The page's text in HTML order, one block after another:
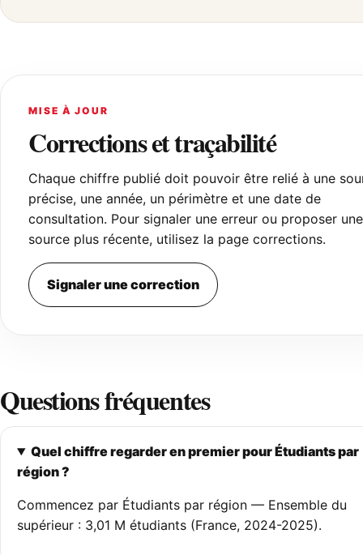
MISE À JOUR
Corrections et traçabilité
Chaque chiffre publié doit pouvoir être relié à une
précise, une année, un périmètre et une date de
consultation. Pour signaler une erreur ou proposer une
source plus récente, utilisez la page corrections.
Signaler une correction
Questions fréquentes
Quel chiffre regarder en premier pour Étudiants par
région ?
Commencez par Étudiants par région — Ensemble du
supérieur : 3,01 M étudiants (France, 2024-2025).